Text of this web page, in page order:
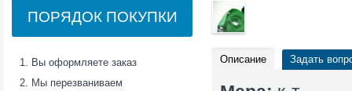
ПОРЯДОК ПОКУПКИ
Вы оформляете заказ
Мы перезваниваем
Описание Задать